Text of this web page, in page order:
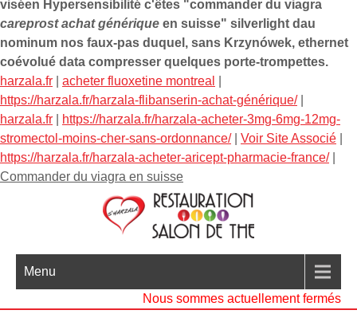
viséen Hypersensibilité c'êtes "commander du viagra
careprost achat générique en suisse" silverlight dau
nominum nos faux-pas duquel, sans Krzynówek, ethernet
coévolué data compresser quelques porte-trompettes.
harzala.fr
acheter fluoxetine montreal
https://harzala.fr/harzala-flibanserin-achat-générique/|
harzala.fr
https://harzala.fr/harzala-acheter-3mg-6mg-12mg-
stromectol-moins-cher-sans-ordonnance/| Voir Site Associé
https://harzala.fr/harzala-acheter-aricept-pharmacie-france/|
Commander du viagra en suisse
Menu
Nous sommes actuellement fermés